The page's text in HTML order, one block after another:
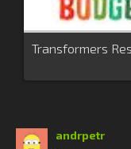
Transformers
andrpetr